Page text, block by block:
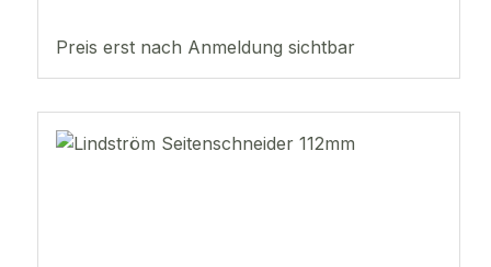
Preis erst nach Anmeldung sichtbar